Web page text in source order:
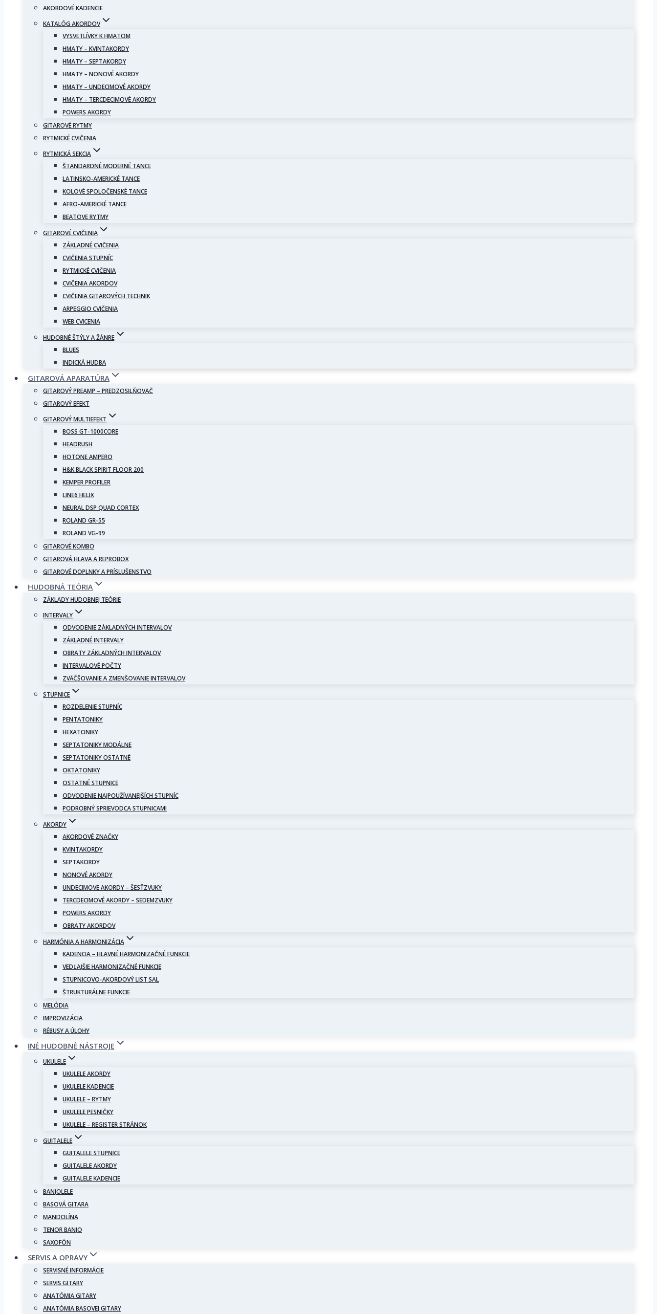
AKORDOVÉ KADENCIE
KATALÓG AKORDOV
VYSVETLÍVKY K HMATOM
HMATY – KVINTAKORDY
HMATY – SEPTAKORDY
HMATY – NONOVÉ AKORDY
HMATY – UNDECIMOVÉ AKORDY
HMATY – TERCDECIMOVÉ AKORDY
POWERS AKORDY
GITAROVÉ RYTMY
RYTMICKÉ CVIČENIA
RYTMICKÁ SEKCIA
ŠTANDARDNÉ MODERNÉ TANCE
LATINSKO-AMERICKÉ TANCE
KOLOVÉ SPOLOČENSKÉ TANCE
AFRO-AMERICKÉ TANCE
BEATOVE RYTMY
GITAROVÉ CVIČENIA
ZÁKLADNÉ CVIČENIA
CVIČENIA STUPNÍC
RYTMICKÉ CVIČENIA
CVIČENIA AKORDOV
CVIČENIA GITAROVÝCH TECHNIK
ARPEGGIO CVIČENIA
WEB CVICENIA
HUDOBNÉ ŠTÝLY A ŽÁNRE
BLUES
INDICKÁ HUDBA
GITAROVÁ APARATÚRA
GITAROVÝ PREAMP – PREDZOSILŇOVAČ
GITAROVÝ EFEKT
GITAROVÝ MULTIEFEKT
BOSS GT-1000CORE
HEADRUSH
HOTONE AMPERO
H&K BLACK SPIRIT FLOOR 200
KEMPER PROFILER
LINE6 HELIX
NEURAL DSP QUAD CORTEX
ROLAND GR-55
ROLAND VG-99
GITAROVÉ KOMBO
GITAROVÁ HLAVA A REPROBOX
GITAROVÉ DOPLNKY A PRÍSLUŠENSTVO
HUDOBNÁ TEÓRIA
ZÁKLADY HUDOBNEJ TEÓRIE
INTERVALY
ODVODENIE ZÁKLADNÝCH INTERVALOV
ZÁKLADNÉ INTERVALY
OBRATY ZÁKLADNÝCH INTERVALOV
INTERVALOVÉ POČTY
ZVÄČŠOVANIE A ZMENŠOVANIE INTERVALOV
STUPNICE
ROZDELENIE STUPNÍC
PENTATONIKY
HEXATONIKY
SEPTATONIKY MODÁLNE
SEPTATONIKY OSTATNÉ
OKTATONIKY
OSTATNÉ STUPNICE
ODVODENIE NAJPOUŽÍVANEJŠÍCH STUPNÍC
PODROBNÝ SPRIEVODCA STUPNICAMI
AKORDY
AKORDOVÉ ZNAČKY
KVINTAKORDY
SEPTAKORDY
NONOVÉ AKORDY
UNDECIMOVE AKORDY – ŠESŤZVUKY
TERCDECIMOVÉ AKORDY – SEDEMZVUKY
POWERS AKORDY
OBRATY AKORDOV
HARMÓNIA A HARMONIZÁCIA
KADENCIA – HLAVNÉ HARMONIZAČNÉ FUNKCIE
VEDĽAJŠIE HARMONIZAČNÉ FUNKCIE
STUPNICOVO-AKORDOVÝ LIST SAL
ŠTRUKTURÁLNE FUNKCIE
MELÓDIA
IMPROVIZÁCIA
RÉBUSY A ÚLOHY
INÉ HUDOBNÉ NÁSTROJE
UKULELE
UKULELE AKORDY
UKULELE KADENCIE
UKULELE – RYTMY
UKULELE PESNIČKY
UKULELE – REGISTER STRÁNOK
GUITALELE
GUITALELE STUPNICE
GUITALELE AKORDY
GUITALELE KADENCIE
BANJOLELE
BASOVÁ GITARA
MANDOLÍNA
TENOR BANJO
SAXOFÓN
SERVIS A OPRAVY
SERVISNÉ INFORMÁCIE
SERVIS GITARY
ANATÓMIA GITARY
ANATÓMIA BASOVEJ GITARY